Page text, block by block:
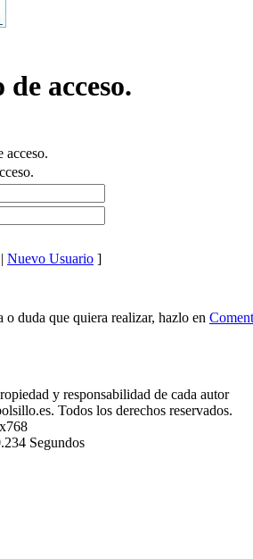
acceso.
acceso.
| Nuevo Usuario ]
o duda que quiera realizar, hazlo en
y responsabilidad de cada autor
Todos los derechos reservados.
Segundos